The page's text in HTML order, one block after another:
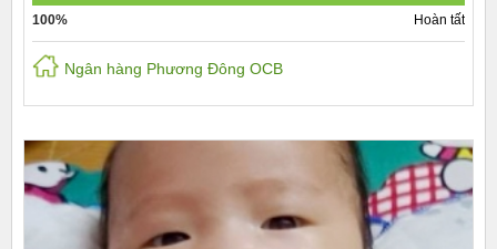
100% Hoàn tất
Ngân hàng Phương Đông OCB